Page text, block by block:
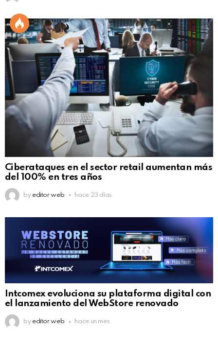
Ciberataques en el sector retail aumentan más
del 100% en tres años
by editor web hace 23 días
Intcomex evoluciona su plataforma digital con
el lanzamiento del WebStore renovado
by editor web hace un mes